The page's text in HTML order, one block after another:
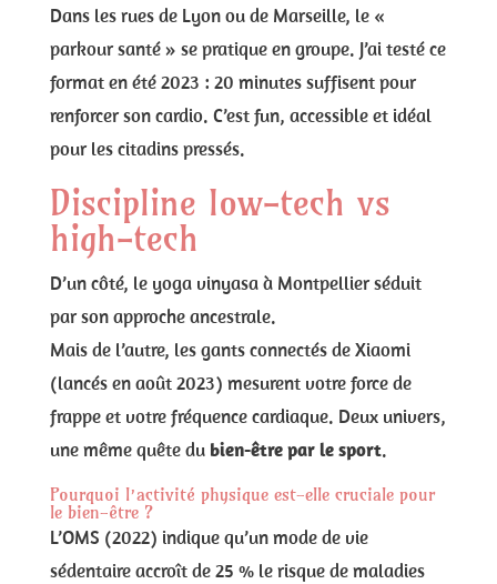
Dans les rues de Lyon ou de Marseille, le «
parkour santé » se pratique en groupe. J’ai testé ce
format en été 2023 : 20 minutes suffisent pour
renforcer son cardio. C’est fun, accessible et idéal
pour les citadins pressés.
Discipline low-tech vs
high-tech
D’un côté, le yoga vinyasa à Montpellier séduit
par son approche ancestrale.
Mais de l’autre, les gants connectés de Xiaomi
(lancés en août 2023) mesurent votre force de
frappe et votre fréquence cardiaque. Deux univers,
une même quête du bien-être par le sport.
Pourquoi l’activité physique est-elle cruciale pour
le bien-être ?
L’OMS (2022) indique qu’un mode de vie
sédentaire accroît de 25 % le risque de maladies